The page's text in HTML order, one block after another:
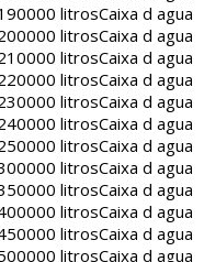
litrosCaixa d agua
litrosCaixa d agua
litrosCaixa d agua
litrosCaixa d agua
litrosCaixa d agua
litrosCaixa d agua
litrosCaixa d agua
litrosCaixa d agua
litrosCaixa d agua
litrosCaixa d agua
litrosCaixa d agua
litrosCaixa d agua